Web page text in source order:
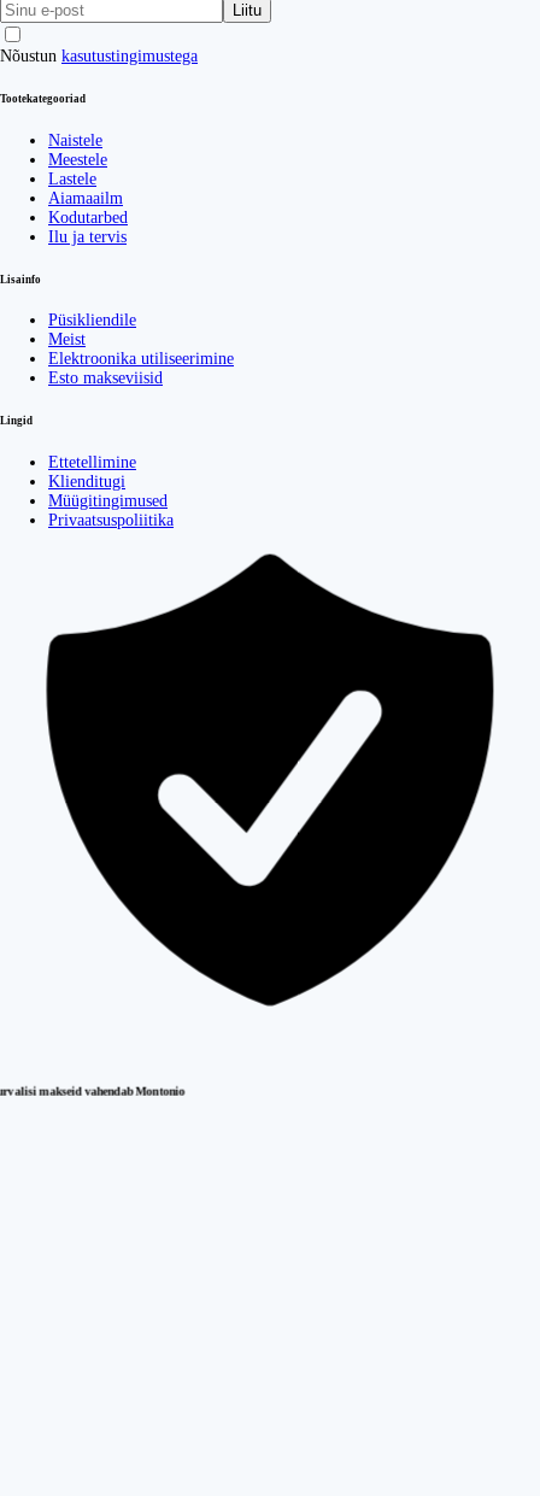
Liitu
Nõustun kasutustingimustega
Tootekategooriad
Naistele
Meestele
Lastele
Aiamaailm
Kodutarbed
Ilu ja tervis
Lisainfo
Püsikliendile
Meist
Elektroonika utiliseerimine
Esto makseviisid
Lingid
Ettetellimine
Klienditugi
Müügitingimused
Privaatsuspoliitika
makseid vahendab Montonio